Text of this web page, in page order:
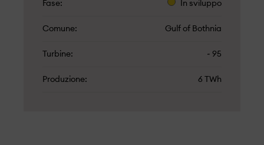
Fase In sviluppo
Comune Gulf of Bothnia
Turbine ~ 95
Produzione 6 TWh